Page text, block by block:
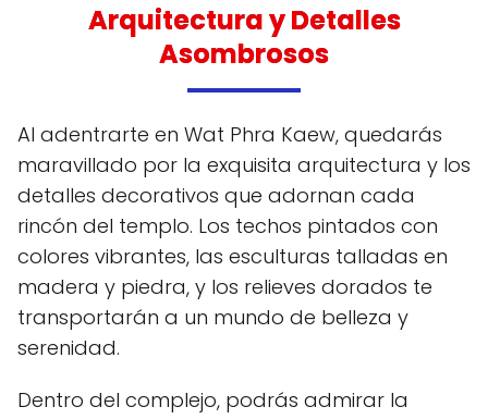
Arquitectura y Detalles
Asombrosos
Al adentrarte en Wat Phra Kaew, quedarás
maravillado por la exquisita arquitectura y los
detalles decorativos que adornan cada
rincón del templo. Los techos pintados con
colores vibrantes, las esculturas talladas en
madera y piedra, y los relieves dorados te
transportarán a un mundo de belleza y
serenidad.
Dentro del complejo, podrás admirar la